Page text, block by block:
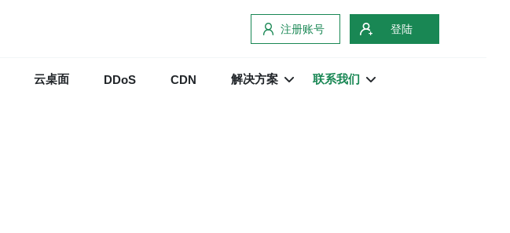
注册账号 登陆
云桌面 DDoS CDN 解决方案 联系我们